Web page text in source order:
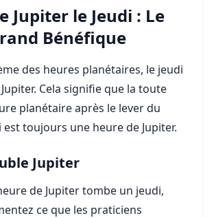
Jupiter le Jeudi : Le
Bénéfique
des heures planétaires, le jeudi
Cela signifie que la toute
planétaire après le lever du
est toujours une heure de Jupiter.
Jupiter
de Jupiter tombe un jeudi,
ce que les praticiens